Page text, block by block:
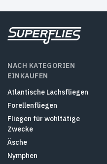
NACH KATEGORIEN
EINKAUFEN
Atlantische Lachsfliegen
Forellenfliegen
Fliegen für wohltätige
Zwecke
Äsche
Nymphen